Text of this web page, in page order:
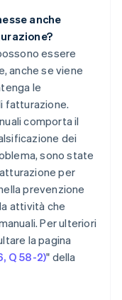
anche
essere
anche se viene
le
fatturazione.
comporta il
dei
sono state
per
prevenzione
attività che
Per ulteriori
la pagina
Q 58-2)" della